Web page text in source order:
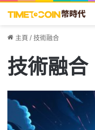
主頁 /技術融合
技術融合